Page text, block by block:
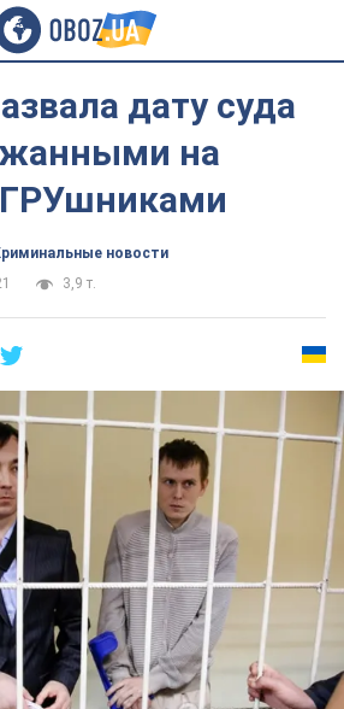
дату суда
на
новости
3,9 т.